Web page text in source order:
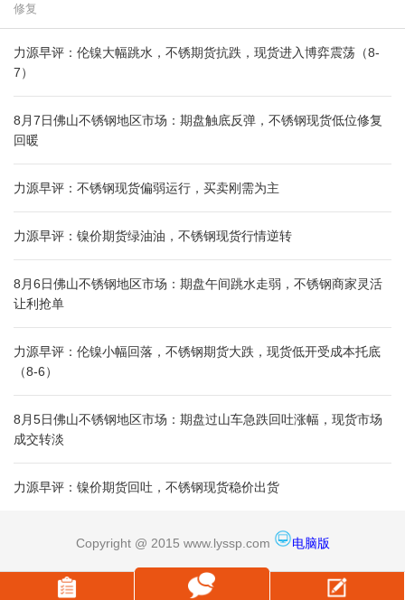
修复
力源早评：伦镍大幅跳水，不锈期货抗跌，现货进入博弈震荡（8-
7）
8月7日佛山不锈钢地区市场：期盘触底反弹，不锈钢现货低位修复
回暖
力源早评：不锈钢现货偏弱运行，买卖刚需为主
力源早评：镍价期货绿油油，不锈钢现货行情逆转
8月6日佛山不锈钢地区市场：期盘午间跳水走弱，不锈钢商家灵活
让利抢单
力源早评：伦镍小幅回落，不锈钢期货大跌，现货低开受成本托底
（8-6）
8月5日佛山不锈钢地区市场：期盘过山车急跌回吐涨幅，现货市场
成交转淡
力源早评：镍价期货回吐，不锈钢现货稳价出货
Copyright @ 2015 www.lyssp.com 电脑版